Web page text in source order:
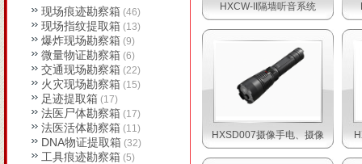
HXCW-II隔墙听音系统
HXSD007摄像手电、摄像
现场痕迹勘察箱 (46)
现场指纹提取箱 (13)
爆炸现场勘察箱 (9)
微量物证勘察箱 (6)
交通现场勘察箱 (22)
火灾现场勘察箱 (15)
足迹提取箱 (17)
法医尸体勘察箱 (17)
法医活体勘察箱 (11)
DNA物证提取箱 (32)
工具痕迹勘察箱 (5)